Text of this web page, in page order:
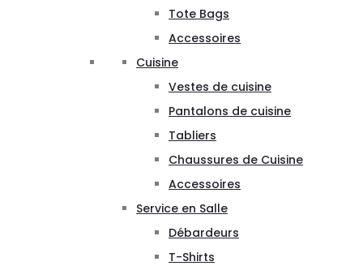
Tote Bags
Accessoires
Cuisine
Vestes de cuisine
Pantalons de cuisine
Tabliers
Chaussures de Cuisine
Accessoires
Service en Salle
Débardeurs
T-Shirts